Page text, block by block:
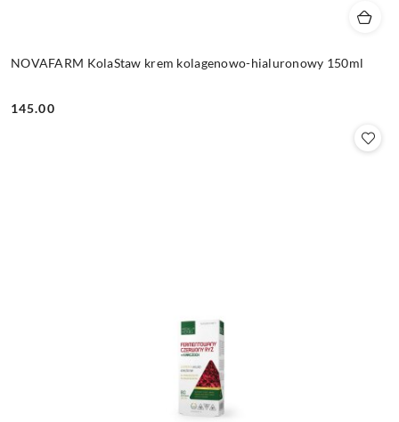
NOVAFARM KolaStaw krem kolagenowo-hialuronowy 150ml
Cena:
145.00